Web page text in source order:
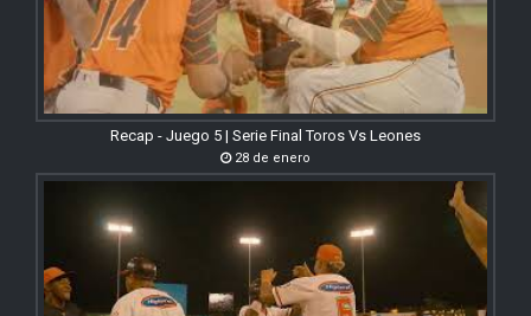
Recap - Juego 5 | Serie Final Toros Vs Leones
28 de enero